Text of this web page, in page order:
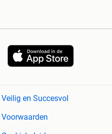
Veilig en Succesvol
Voorwaarden